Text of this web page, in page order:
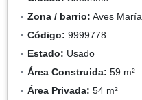
Zona / barrio: Aves María
Código: 9999778
Estado: Usado
Área Construida: 59 m²
Área Privada: 54 m²